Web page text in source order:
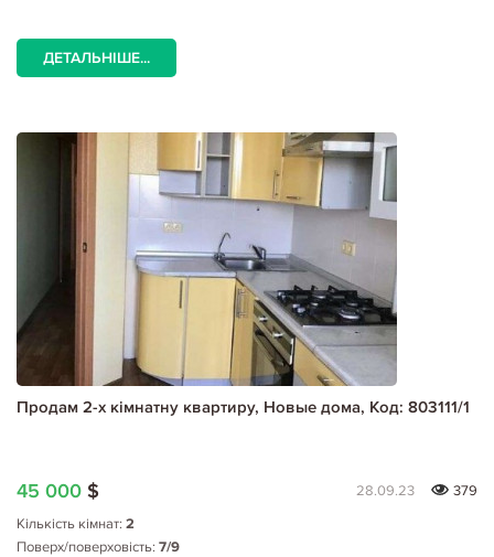
ДЕТАЛЬНІШЕ...
Продам 2-х кімнатну квартиру, Новые дома, Код: 803111/1
45 000 $ 28.09.23
379
Кількість кімнат: 2
Поверх/поверховість: 7/9